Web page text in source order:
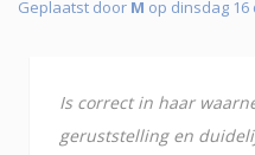
Geplaatst door M op dinsdag 16
Is correct in haar
geruststelling en